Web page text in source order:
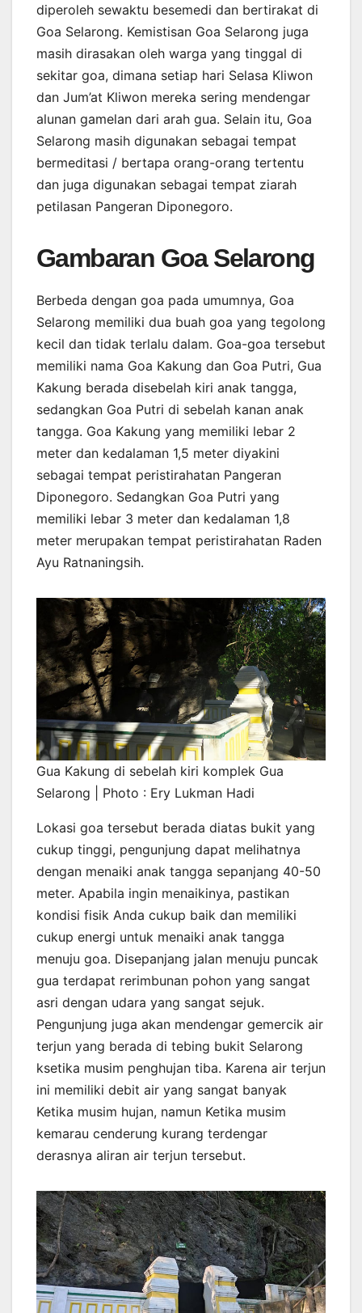
diperoleh sewaktu besemedi dan bertirakat di
Goa Selarong. Kemistisan Goa Selarong juga
masih dirasakan oleh warga yang tinggal di
sekitar goa, dimana setiap hari Selasa Kliwon
dan Jum’at Kliwon mereka sering mendengar
alunan gamelan dari arah gua. Selain itu, Goa
Selarong masih digunakan sebagai tempat
bermeditasi / bertapa orang-orang tertentu
dan juga digunakan sebagai tempat ziarah
petilasan Pangeran Diponegoro.
Gambaran Goa Selarong
Berbeda dengan goa pada umumnya, Goa
Selarong memiliki dua buah goa yang tegolong
kecil dan tidak terlalu dalam. Goa-goa tersebut
memiliki nama Goa Kakung dan Goa Putri, Gua
Kakung berada disebelah kiri anak tangga,
sedangkan Goa Putri di sebelah kanan anak
tangga. Goa Kakung yang memiliki lebar 2
meter dan kedalaman 1,5 meter diyakini
sebagai tempat peristirahatan Pangeran
Diponegoro. Sedangkan Goa Putri yang
memiliki lebar 3 meter dan kedalaman 1,8
meter merupakan tempat peristirahatan Raden
Ayu Ratnaningsih.
Gua Kakung di sebelah kiri komplek Gua
Selarong | Photo : Ery Lukman Hadi
Lokasi goa tersebut berada diatas bukit yang
cukup tinggi, pengunjung dapat melihatnya
dengan menaiki anak tangga sepanjang 40-50
meter. Apabila ingin menaikinya, pastikan
kondisi fisik Anda cukup baik dan memiliki
cukup energi untuk menaiki anak tangga
menuju goa. Disepanjang jalan menuju puncak
gua terdapat rerimbunan pohon yang sangat
asri dengan udara yang sangat sejuk.
Pengunjung juga akan mendengar gemercik air
terjun yang berada di tebing bukit Selarong
ksetika musim penghujan tiba. Karena air terjun
ini memiliki debit air yang sangat banyak
Ketika musim hujan, namun Ketika musim
kemarau cenderung kurang terdengar
derasnya aliran air terjun tersebut.